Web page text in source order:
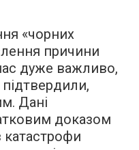
«чорних
причини
дуже важливо,
Дані
доказом
катастрофи